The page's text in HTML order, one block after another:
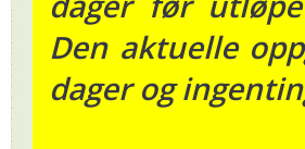
Den aktuelle
dager og